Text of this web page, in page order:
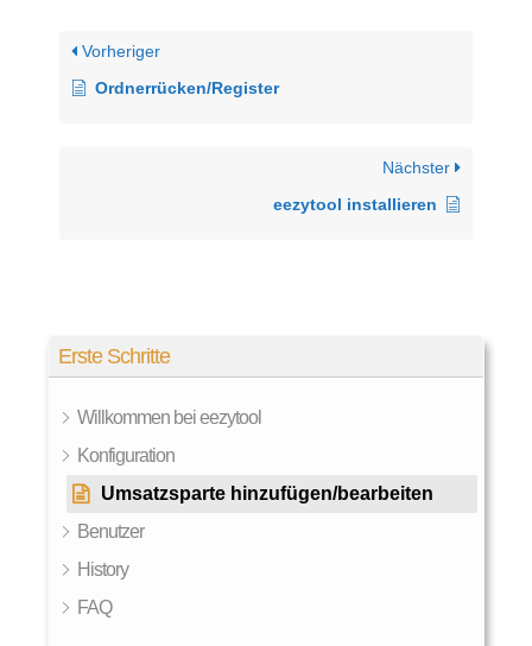
Erste Schritte
Willkommen bei eezytool
Konfiguration
Umsatzsparte hinzufügen/bearbeiten
Benutzer
History
FAQ
Vorheriger
Ordnerrücken/Register
Nächster
eezytool installieren